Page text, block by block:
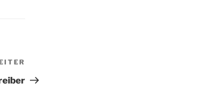
Beitrag